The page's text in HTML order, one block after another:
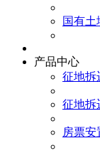
国有土
产品中心
征地拆
征地拆
房票安